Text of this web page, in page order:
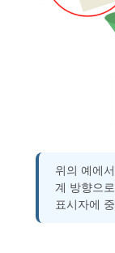
위의 예에
계 방향으
표시자에